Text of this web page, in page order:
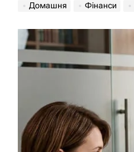
Домашня Фінанси